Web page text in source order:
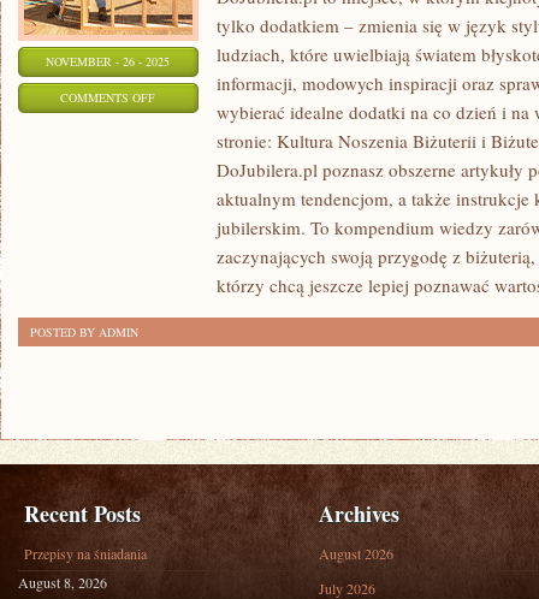
NOVEMBER - 26 - 2025
COMMENTS OFFON
PERSONALIZOWANA
tylko dodatkiem – zmienia się w język
ludziach, które uwielbiają światem
informacji, modowych inspiracji oraz
wybierać idealne dodatki na co dzień i
stronie: Kultura Noszenia Biżuterii i
DoJubilera.pl poznasz obszerne artykuły
aktualnym tendencjom, a także
jubilerskim. To kompendium wiedzy
zaczynających swoją przygodę z
którzy chcą jeszcze lepiej poznawać
POSTED BY ADMIN
Recent Posts
Przepisy na śniadania
August 8, 2026
Archives
August 2026
July 2026